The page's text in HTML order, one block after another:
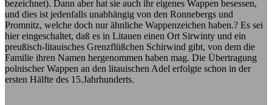
bezeichnet). Dann aber hat sie auch ihr eigenes Wappen besessen,
und dies ist jedenfalls unabhängig von den Ronnebergs und
Promnitz, welche doch nur ähnliche Wappenzeichen haben.? Es sei
hier eingeschaltet, daß es in Litauen einen Ort Sirwinty und ein
preußisch-litauisches Grenzflüßchen Schirwind gibt, von dem die
Familie ihren Namen hergenommen haben mag. Die Übertragung
polnischer Wappen an den litauischen Adel erfolgte schon in der
ersten Hälfte des 15.Jahrhunderts.